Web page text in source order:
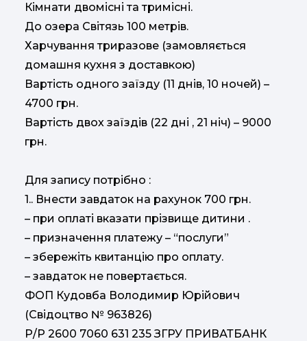
Кімнати двомісні та тримісні.
До озера Світязь 100 метрів.
Харчування триразове (замовляється
домашня кухня з доставкою)
Вартість одного заїзду (11 днів, 10 ночей) –
4700 грн.
Вартість двох заїздів (22 дні , 21 ніч) – 9000
грн.
Для запису потрібно :
1.. Внести завдаток на рахунок 700 грн.
– при оплаті вказати прізвище дитини .
– призначення платежу – “послуги”
– збережіть квитанцію про оплату.
– завдаток не повертається.
ФОП Кудовба Володимир Юрійович
(Свідоцтво № 963826)
Р/Р 2600 7060 631 235 ЗГРУ ПРИВАТБАНК